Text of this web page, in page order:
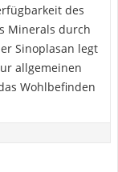
des
Minerals durch
Sinoplasan legt
allgemeinen
Wohlbefinden